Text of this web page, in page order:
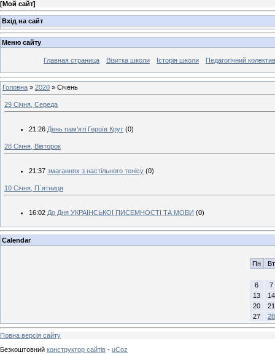
[Мой сайт]
Вхід на сайт
Меню сайту
Главная страница Візитка школи Історія школи Педагогічний колектив
Головна » 2020 » Січень
29 Січня, Середа
21:26 День пам’яті Героїв Крут (0)
28 Січня, Вівторок
21:37 змаганнях з настільного тенісу (0)
10 Січня, П`ятниця
16:02 До Дня УКРАЇНСЬКОЇ ПИСЕМНОСТІ ТА МОВИ (0)
Calendar
Пн
Вт
6
7
13
14
20
21
27
28
Повна версія сайту
Безкоштовний конструктор сайтів - uCoz